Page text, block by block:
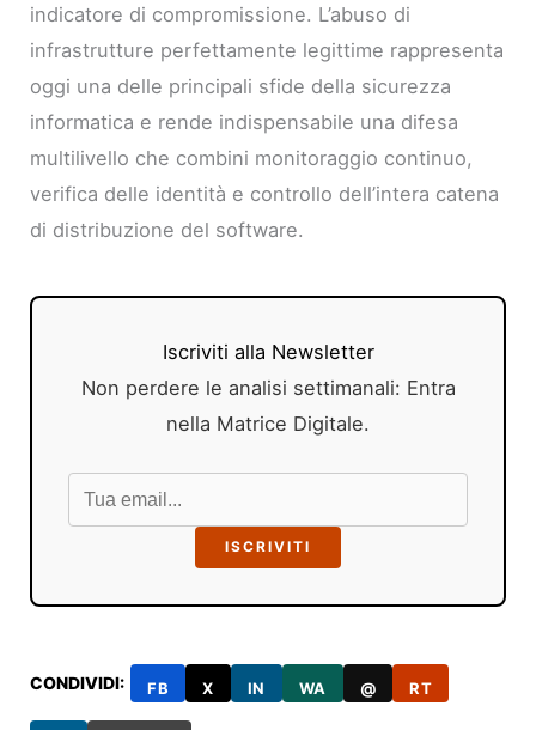
indicatore di compromissione. L’abuso di
infrastrutture perfettamente legittime rappresenta
oggi una delle principali sfide della sicurezza
informatica e rende indispensabile una difesa
multilivello che combini monitoraggio continuo,
verifica delle identità e controllo dell’intera catena
di distribuzione del software.
Iscriviti alla Newsletter
Non perdere le analisi settimanali: Entra
nella Matrice Digitale.
ISCRIVITI
CONDIVIDI: FB X IN WA @ RT